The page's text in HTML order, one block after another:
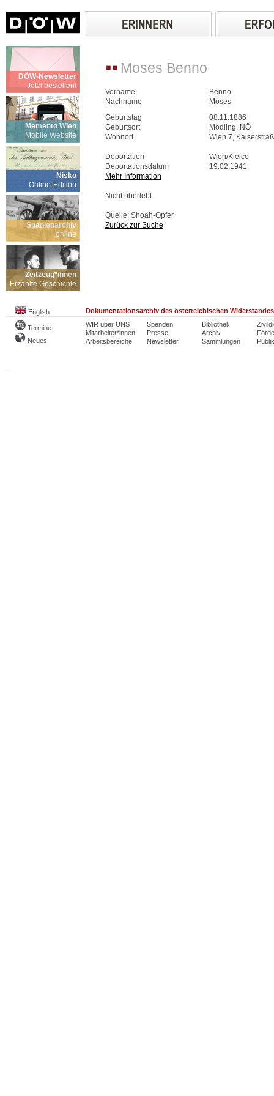
DÖW-Newsletter
Jetzt bestellen!
Memento Wien
Mobile Website
Nisko
Online-Edition
Spanienarchiv
online
Zeitzeug*innen
Erzählte Geschichte
Moses Benno
Vorname
Benno
Nachname
Moses
Geburtstag
08.11.1886
Geburtsort
Mödling, NÖ
Wohnort
Wien 7,
Deportation
Wien/Kielce
Deportationsdatum
19.02.1941
Mehr Information
Nicht überlebt
Quelle: Shoah-Opfer
Zurück zur Suche
English Dokumentationsarchiv des österreichischen Widerstandes
Termine
Neues
WIR über UNS
Mitarbeiter*innen
Arbeitsbereiche
Spenden
Presse
Newsletter
Bibliothek
Archiv
Sammlungen